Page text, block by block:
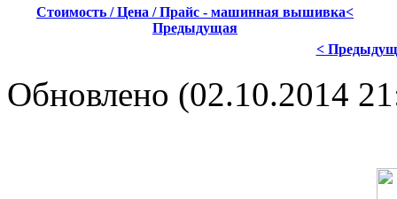
Стоимость / Цена / Прайс - машинная вышивка<
Предыдущая
<
Обновлено (02.10.2014